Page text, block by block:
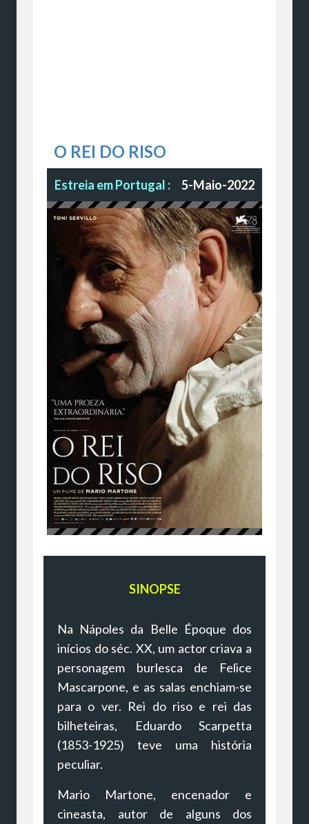
O REI DO RISO
Estreia em Portugal : 5-Maio-2022
SINOPSE
Na Nápoles da Belle Époque dos
inícios do séc. XX, um actor criava a
personagem burlesca de Felice
Mascarpone, e as salas enchiam-se
para o ver. Rei do riso e rei das
bilheteiras, Eduardo Scarpetta
(1853-1925) teve uma história
peculiar.
Mario Martone, encenador e
cineasta, autor de alguns dos